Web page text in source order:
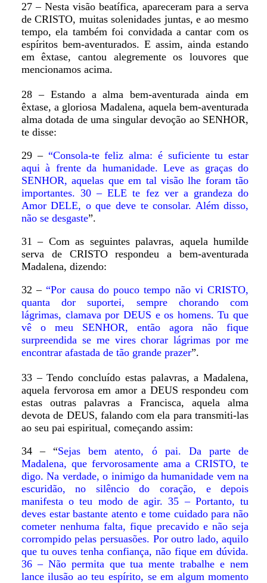
27 – Nesta visão beatífica, apareceram para a serva
de CRISTO, muitas solenidades juntas, e ao mesmo
tempo, ela também foi convidada a cantar com os
espíritos bem-aventurados. E assim, ainda estando
em êxtase, cantou alegremente os louvores que
mencionamos acima.
28 – Estando a alma bem-aventurada ainda em
êxtase, a gloriosa Madalena, aquela bem-aventurada
alma dotada de uma singular devoção ao SENHOR,
te disse:
29 –“Consola-te feliz alma: é suficiente tu estar
aqui à frente da humanidade. Leve as graças do
SENHOR, aquelas que em tal visão lhe foram tão
importantes. 30 – ELE te fez ver a grandeza do
Amor DELE, o que deve te consolar. Além disso,
não se desgaste”.
31 – Com as seguintes palavras, aquela humilde
serva de CRISTO respondeu a bem-aventurada
Madalena, dizendo:
32 –“Por causa do pouco tempo não vi CRISTO,
quanta dor suportei, sempre chorando com
lágrimas, clamava por DEUS e os homens. Tu que
vê o meu SENHOR, então agora não fique
surpreendida se me vires chorar lágrimas por me
encontrar afastada de tão grande prazer”.
33 – Tendo concluído estas palavras, a Madalena,
aquela fervorosa em amor a DEUS respondeu com
estas outras palavras a Francisca, aquela alma
devota de DEUS, falando com ela para transmiti-las
ao seu pai espiritual, começando assim:
34 – “Sejas bem atento, ó pai. Da parte de
Madalena, que fervorosamente ama a CRISTO, te
digo. Na verdade, o inimigo da humanidade vem na
escuridão, no silêncio do coração, e depois
manifesta o teu modo de agir. 35 – Portanto, tu
deves estar bastante atento e tome cuidado para não
cometer nenhuma falta, fique precavido e não seja
corrompido pelas persuasões. Por outro lado, aquilo
que tu ouves tenha confiança, não fique em dúvida.
36 – Não permita que tua mente trabalhe e nem
lance ilusão ao teu espírito, se em algum momento